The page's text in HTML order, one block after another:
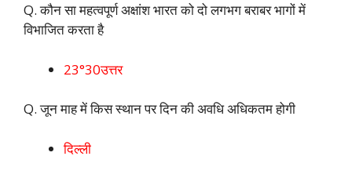
Q. कौन सा महत्वपूर्ण अक्षांश भारत को दो लगभग बराबर भागों में
विभाजित करता है
23°30उत्तर
Q. जून माह में किस स्थान पर दिन की अवधि अधिकतम होगी
दिल्ली